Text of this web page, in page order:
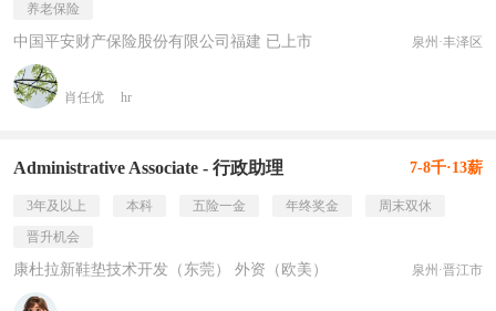
养老保险
中国平安财产保险股份有限公司福建 已上市 泉州·丰泽区
肖任优 hr
Administrative Associate - 行政助理 7-8千·13薪
3年及以上 本科 五险一金 年终奖金
周末双休
晋升机会
康杜拉新鞋垫技术开发（东莞） 外资（欧美） 泉州·晋江市